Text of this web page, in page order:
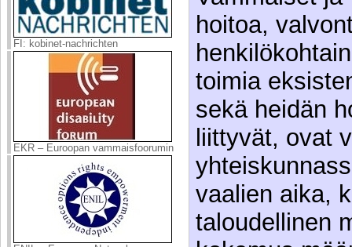
FI: kobinet-nachrichten
EKR – Euroopan vammaisfoorumin
hoitoa,
toimia
sekä heidän
liittyvät, ovat
vaalien aika,
taloudellinen